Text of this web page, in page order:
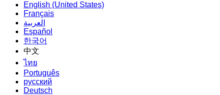
English (United States)
Français
العربية
Español
한국어
中文
ไทย
Português
русский
Deutsch